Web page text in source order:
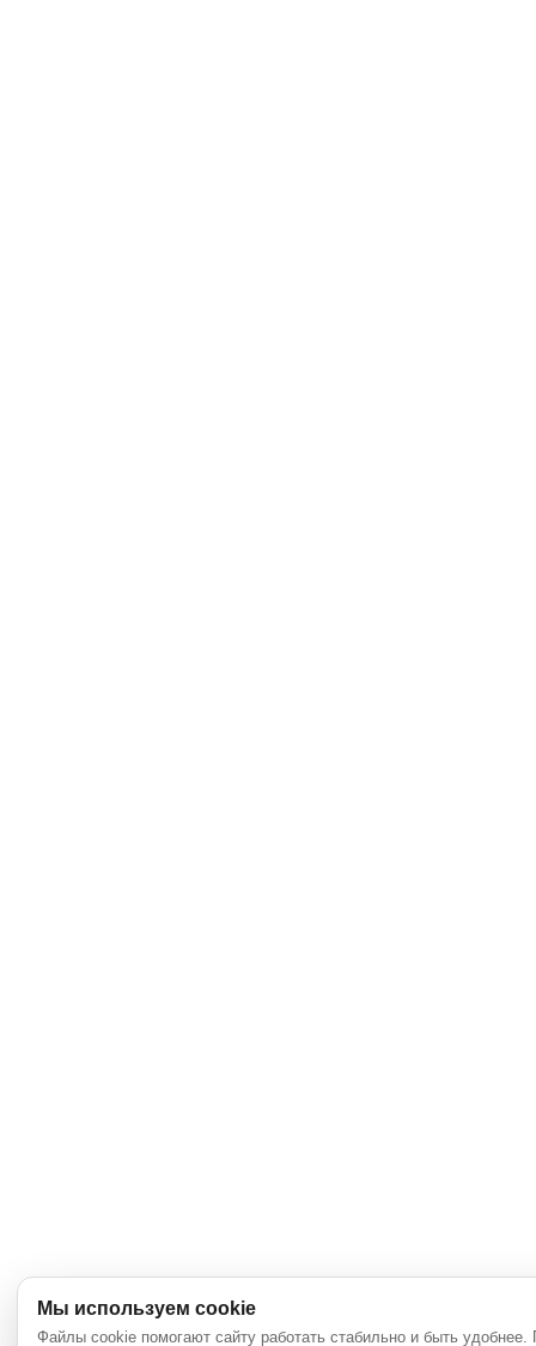
Мы используем cookie
Файлы cookie помогают сайту работать стабильно и быть